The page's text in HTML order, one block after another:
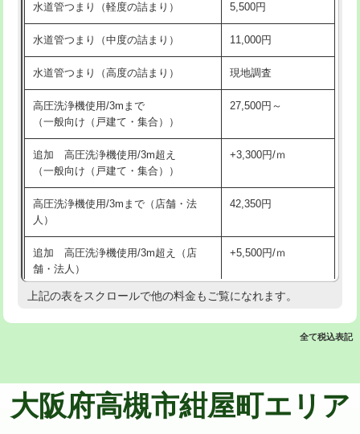
洗面台設置 38,500円
化粧台設置 22,000円
追加人工 16,500円
廃棄・処分 現場見積
※給水管工事は20mmまでの価格です。
交換・取付(排水栓・排水トラップ
22,000円+材料費
持込商品取付（混合水栓）
持込商品取付（浄水器・分岐水栓） 16,500円
業）
排水管工事（追加 排水管工事/3ｍ超
え）
マス交換（土の掘削・埋め戻し作業） 11,000円~
マス交換（深さ50㎝以上） 66,000円
水道管つまり（軽度の詰まり） 5,500円
水道管つまり（中度の詰まり） 11,000円
水道管つまり（高度の詰まり） 現地調査
高圧洗浄機使用/3mまで
（一般向け（戸建て・集合））
27,500円～
追加 高圧洗浄機使用/3m超え
（一般向け（戸建て・集合））
+3,300円/ｍ
高圧洗浄機使用/3mまで（店舗・法
人）
42,350円
追加 高圧洗浄機使用/3m超え（店
舗・法人）
+5,500円/ｍ
高度高圧洗浄換 現地調査
追加トーラー機使用/3m超え +3,300円
上記の表をスクロールで他の料金もご覧になれます。
全て税込表記
大阪府高槻市紺屋町エリア